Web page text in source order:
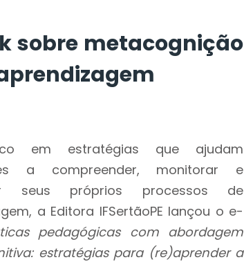
aprendizagem
sobre metacognição
em estratégias que ajudam
a compreender, monitorar e
seus próprios processos de
a Editora IFSertãoPE lançou o e-
pedagógicas com abordagem
estratégias para (re)aprender a